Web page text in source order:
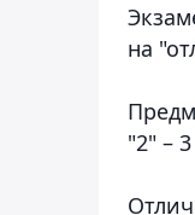
на
"2" –